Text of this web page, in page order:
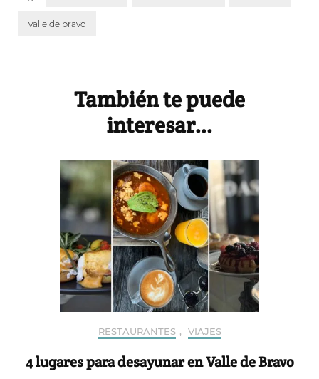
valle de bravo
NavigationTambién te puede
interesar...
RESTAURANTES , VIAJES
4 lugares para desayunar en Valle de Bravo